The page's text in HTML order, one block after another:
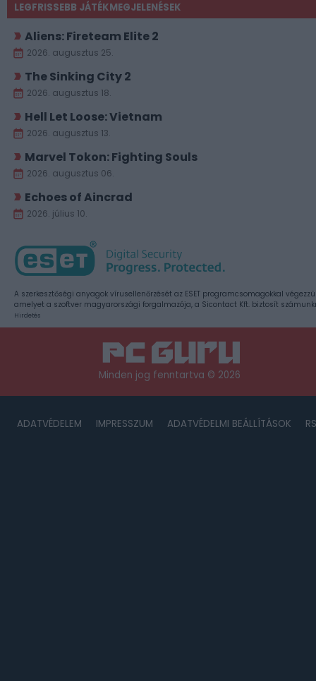
LEGFRISSEBB JÁTÉKMEGJELENÉSEK
Aliens: Fireteam Elite 2
2026. augusztus 25.
The Sinking City 2
2026. augusztus 18.
Hell Let Loose: Vietnam
2026. augusztus 13.
Marvel Tokon: Fighting Souls
2026. augusztus 06.
Echoes of Aincrad
2026. július 10.
A szerkesztőségi anyagok vírusellenőrzését az ESET programcsomagokkal
amelyet a szoftver magyarországi forgalmazója, a Sicontact Kft. biztosít
Hirdetés
Minden jog fenntartva © 2026
ADATVÉDELEM IMPRESSZUM ADATVÉDELMI BEÁLLÍTÁSOK